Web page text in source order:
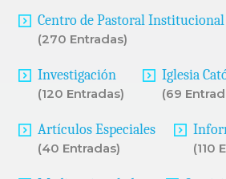
Centro de Pastoral Institucional
(270 Entradas)
Investigación
(120 Entradas)
Iglesia
(69
Artículos Especiales
(40 Entradas) (110